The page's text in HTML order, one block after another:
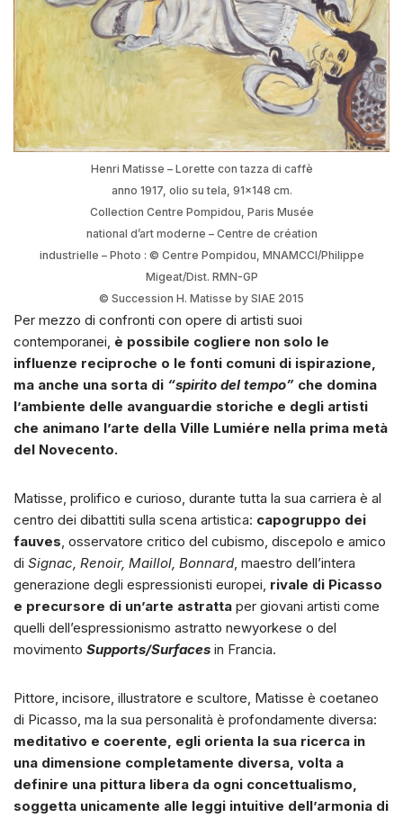
Henri Matisse – Lorette con tazza di caffè
anno 1917, olio su tela, 91×148 cm.
Collection Centre Pompidou, Paris Musée
national d’art moderne – Centre de création
industrielle – Photo : © Centre Pompidou, MNAMCCI/Philippe
Migeat/Dist. RMN-GP
© Succession H. Matisse by SIAE 2015
Per mezzo di confronti con opere di artisti suoi
contemporanei, è possibile cogliere non solo le
influenze reciproche o le fonti comuni di ispirazione,
ma anche una sorta di “spirito del tempo” che domina
l’ambiente delle avanguardie storiche e degli artisti
che animano l’arte della Ville Lumiére nella prima metà
del Novecento.
Matisse, prolifico e curioso, durante tutta la sua carriera è al
centro dei dibattiti sulla scena artistica: capogruppo dei
fauves, osservatore critico del cubismo, discepolo e amico
di Signac, Renoir, Maillol, Bonnard, maestro dell’intera
generazione degli espressionisti europei, rivale di Picasso
e precursore di un’arte astratta per giovani artisti come
quelli dell’espressionismo astratto newyorkese o del
movimento Supports/Surfaces in Francia.
Pittore, incisore, illustratore e scultore, Matisse è coetaneo
di Picasso, ma la sua personalità è profondamente diversa:
meditativo e coerente, egli orienta la sua ricerca in
una dimensione completamente diversa, volta a
definire una pittura libera da ogni concettualismo,
soggetta unicamente alle leggi intuitive dell’armonia di